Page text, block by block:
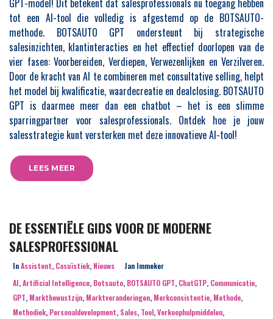
GPT-model! Dit betekent dat salesprofessionals nu toegang hebben
tot een AI-tool die volledig is afgestemd op de BOTSAUTO-
methode. BOTSAUTO GPT ondersteunt bij strategische
salesinzichten, klantinteracties en het effectief doorlopen van de
vier fasen: Voorbereiden, Verdiepen, Verwezenlijken en Verzilveren.
Door de kracht van AI te combineren met consultative selling, helpt
het model bij kwalificatie, waardecreatie en dealclosing. BOTSAUTO
GPT is daarmee meer dan een chatbot – het is een slimme
sparringpartner voor salesprofessionals. Ontdek hoe je jouw
salesstrategie kunt versterken met deze innovatieve AI-tool!
LEES MEER
DE ESSENTIËLE GIDS VOOR DE MODERNE
SALESPROFESSIONAL
InAssistent, Casuïstiek, Nieuws
Jan Immeker
AI,Artificial Intelligence, Botsauto, BOTSAUTO GPT, ChatGTP, Communicatie,
GPT, Marktbewustzijn, Marktveranderingen, Merkconsistentie, Methode,
Methodiek, Personaldevelopment, Sales, Tool,Verkoophulpmiddelen,